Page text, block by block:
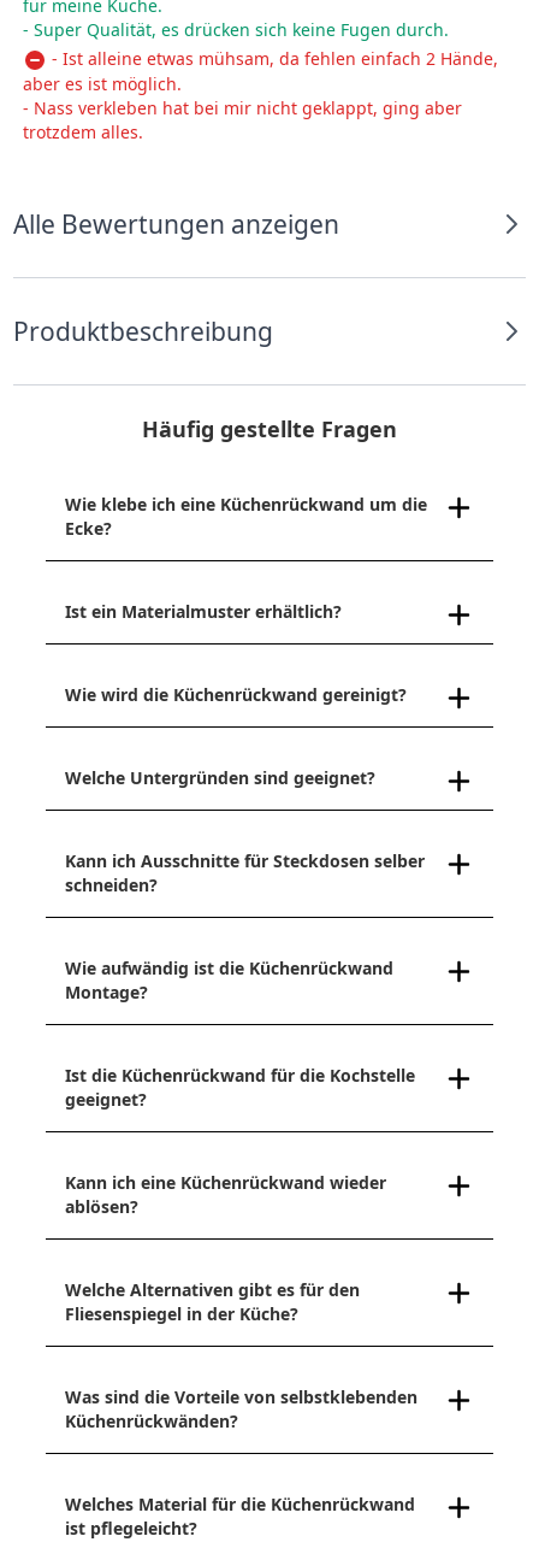
für meine Küche.
- Super Qualität, es drücken sich keine Fugen durch.
- Ist alleine etwas mühsam, da fehlen einfach 2 Hände,
aber es ist möglich.
- Nass verkleben hat bei mir nicht geklappt, ging aber
trotzdem alles.
Alle Bewertungen anzeigen
Produktbeschreibung
Häufig gestellte Fragen
Wie klebe ich eine Küchenrückwand um die
Ecke?
Ist ein Materialmuster erhältlich?
Wie wird die Küchenrückwand gereinigt?
Welche Untergründen sind geeignet?
Kann ich Ausschnitte für Steckdosen selber
schneiden?
Wie aufwändig ist die Küchenrückwand
Montage?
Ist die Küchenrückwand für die Kochstelle
geeignet?
Kann ich eine Küchenrückwand wieder
ablösen?
Welche Alternativen gibt es für den
Fliesenspiegel in der Küche?
Was sind die Vorteile von selbstklebenden
Küchenrückwänden?
Welches Material für die Küchenrückwand
ist pflegeleicht?